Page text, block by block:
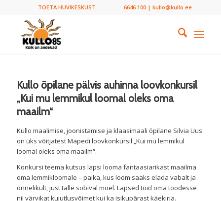
TOETA HUVIKESKUST 6646 100 | kullo@kullo.ee
Kullo õpilane pälvis auhinna loovkonkursil
„Kui mu lemmikul loomal oleks oma
maailm“
Kullo maalimise, joonistamise ja klaasimaali õpilane Silvia Uus
on üks võitjatest Mapedi loovkonkursil „Kui mu lemmikul
loomal oleks oma maailm“.
Konkursi teema kutsus lapsi looma fantaasiarikast maailma
oma lemmikloomale – paika, kus loom saaks elada vabalt ja
õnnelikult, just talle sobival moel. Lapsed tõid oma töödesse
nii värvikat kujutlusvõimet kui ka isikupärast käekirja.